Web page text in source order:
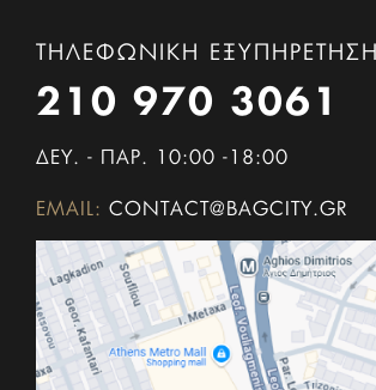
ΤΗΛΕΦΩΝΙΚΗ ΕΞΥΠΗΡΕΤΗΣΗ
210 970 3061
ΔΕΥ. - ΠΑΡ. 10:00 -18:00
EMAIL: CONTACT@BAGCITY.GR